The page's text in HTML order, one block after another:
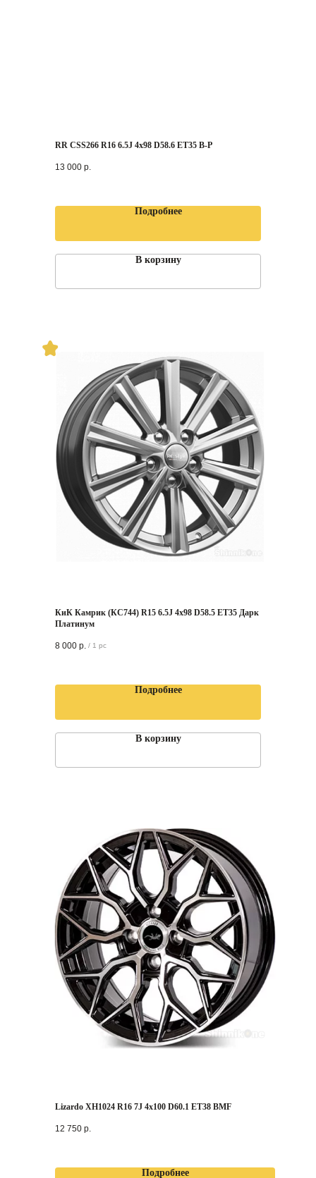
RR CSS266 R16 6.5J 4x98 D58.6 ET35 B-P
13 000 р.
Подробнее
В корзину
КиК Камрик (КС744) R15 6.5J 4x98 D58.5 ET35 Дарк
Платинум
8 000 р. / 1 pc
Подробнее
В корзину
Lizardo XH1024 R16 7J 4x100 D60.1 ET38 BMF
12 750 р.
Подробнее